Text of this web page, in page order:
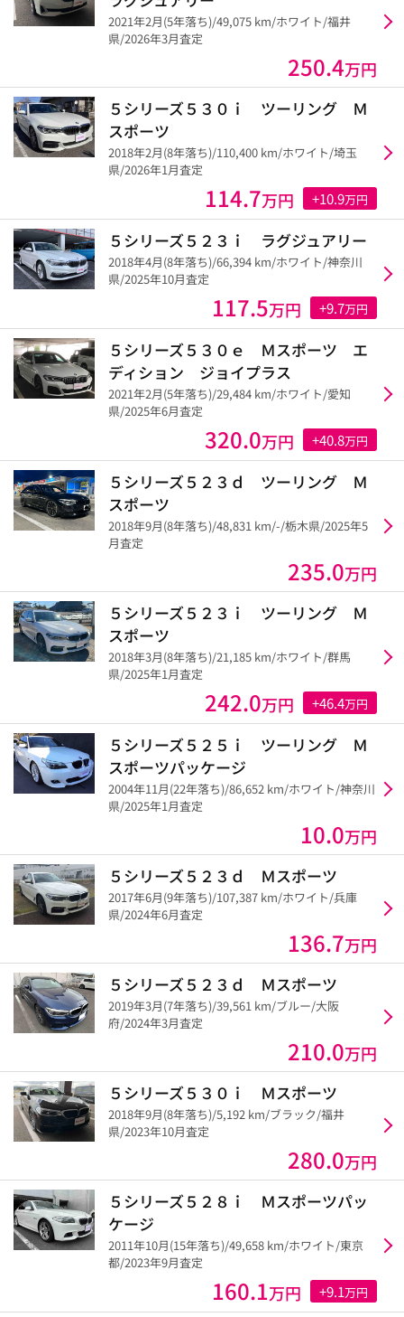
2021年2月(5年落ち)/49,075 km/ホワイト/福井
県/2026年3月査定
250.4万円
５シリーズ５３０ｉ ツーリング Ｍ
スポーツ
2018年2月(8年落ち)/110,400 km/ホワイト/埼玉
県/2026年1月査定
114.7万円 +10.9万円
５シリーズ５２３ｉ ラグジュアリー
2018年4月(8年落ち)/66,394 km/ホワイト/神奈川
県/2025年10月査定
117.5万円 +9.7万円
５シリーズ５３０ｅ Ｍスポーツ エ
ディション ジョイプラス
2021年2月(5年落ち)/29,484 km/ホワイト/愛知
県/2025年6月査定
320.0万円 +40.8万円
５シリーズ５２３ｄ ツーリング Ｍ
スポーツ
2018年9月(8年落ち)/48,831 km/-/栃木県/2025年5
月査定
235.0万円
５シリーズ５２３ｉ ツーリング Ｍ
スポーツ
2018年3月(8年落ち)/21,185 km/ホワイト/群馬
県/2025年1月査定
242.0万円 +46.4万円
５シリーズ５２５ｉ ツーリング Ｍ
スポーツパッケージ
2004年11月(22年落ち)/86,652 km/ホワイト/神奈川
県/2025年1月査定
10.0万円
５シリーズ５２３ｄ Ｍスポーツ
2017年6月(9年落ち)/107,387 km/ホワイト/兵庫
県/2024年6月査定
136.7万円
５シリーズ５２３ｄ Ｍスポーツ
2019年3月(7年落ち)/39,561 km/ブルー/大阪
府/2024年3月査定
210.0万円
５シリーズ５３０ｉ Ｍスポーツ
2018年9月(8年落ち)/5,192 km/ブラック/福井
県/2023年10月査定
280.0万円
５シリーズ５２８ｉ Ｍスポーツパッ
ケージ
2011年10月(15年落ち)/49,658 km/ホワイト/東京
都/2023年9月査定
160.1万円 +9.1万円